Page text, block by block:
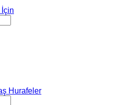
Hurafeler